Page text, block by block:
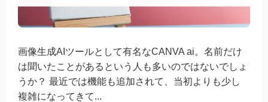
画像生成AIツールとして有名なCANVA ai。名前だけ
は聞いたことがあるという人も多いのではないでしょ
うか？ 最近では機能も追加されて、当初よりも少し
複雑になってきて...